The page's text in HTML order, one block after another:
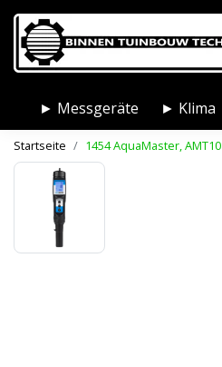
► Messgeräte ► Klima
Startseite 1454 AquaMaster,